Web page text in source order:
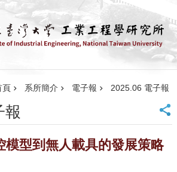
頁 系所簡介 電子報 2025.06 電子報
報
模型到無人載具的發展策略